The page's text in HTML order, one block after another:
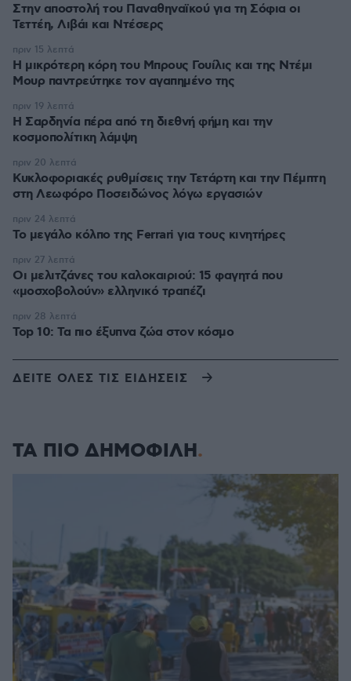
Στην αποστολή του Παναθηναϊκού για τη Σόφια οι
Τεττέη, Λιβάι και Ντέσερς
Η μικρότερη κόρη του Μπρους Γουίλις και της Ντέμι
Μουρ παντρεύτηκε τον αγαπημένο της
πριν 15 λεπτά
Η Σαρδηνία πέρα από τη διεθνή φήμη και την
κοσμοπολίτικη λάμψη
πριν 19 λεπτά
Κυκλοφοριακές ρυθμίσεις την Τετάρτη και την Πέμπτη
στη Λεωφόρο Ποσειδώνος λόγω εργασιών
πριν 20 λεπτά
Το μεγάλο κόλπο της Ferrari για τους κινητήρες
πριν 24 λεπτά
Οι μελιτζάνες του καλοκαιριού: 15 φαγητά που
«μοσχοβολούν» ελληνικό τραπέζι
πριν 27 λεπτά
Top 10: Τα πιο έξυπνα ζώα στον κόσμο
πριν 28 λεπτά
ΔΕΙΤΕ ΟΛΕΣ ΤΙΣ ΕΙΔΗΣΕΙΣ
ΤΑ ΠΙΟ ΔΗΜΟΦΙΛΗ